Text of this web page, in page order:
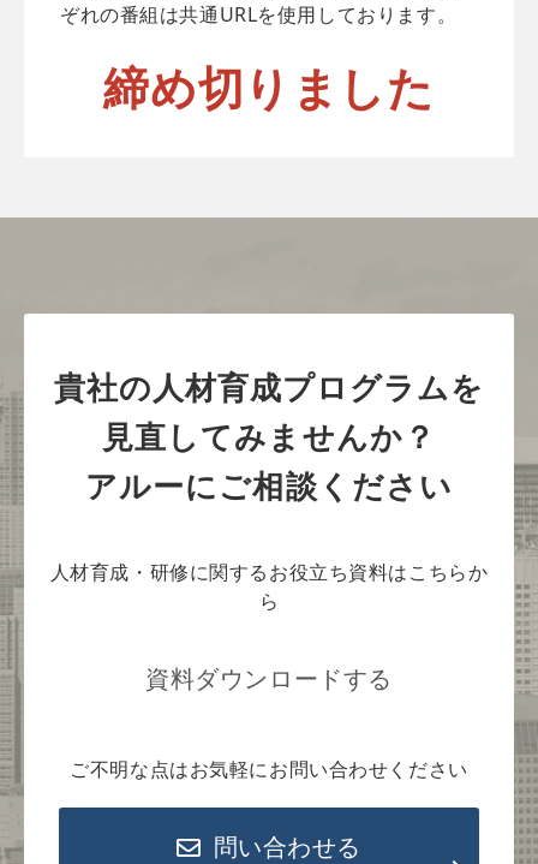
ぞれの番組は共通URLを使用しております。
締め切りました
貴社の人材育成プログラムを
見直してみませんか？
アルーにご相談ください
人材育成・研修に関するお役立ち資料はこちらか
ら
資料ダウンロードする
ご不明な点はお気軽にお問い合わせください
問い合わせる